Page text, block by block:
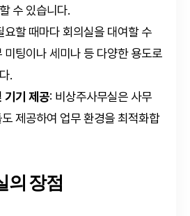
수 있습니다.
요할 때마다 회의실을 대여할 수
미팅이나 세미나 등 다양한 용도로
.
기기 제공: 비상주사무실은 사무
제공하여 업무 환경을 최적화합
의 장점